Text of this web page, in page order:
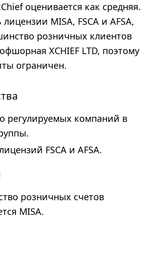
оценивается как средняя.
MISA, FSCA и AFSA,
розничных клиентов
XCHIEF LTD, поэтому
ограничен.
регулируемых компаний в
FSCA и AFSA.
розничных счетов
MISA.